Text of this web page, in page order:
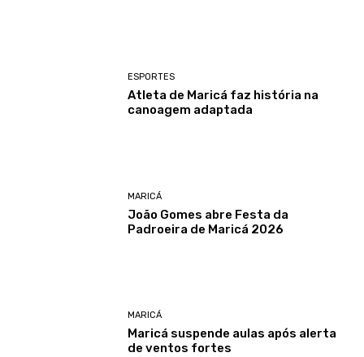
ESPORTES
Atleta de Maricá faz história na
canoagem adaptada
MARICÁ
João Gomes abre Festa da
Padroeira de Maricá 2026
MARICÁ
Maricá suspende aulas após alerta
de ventos fortes